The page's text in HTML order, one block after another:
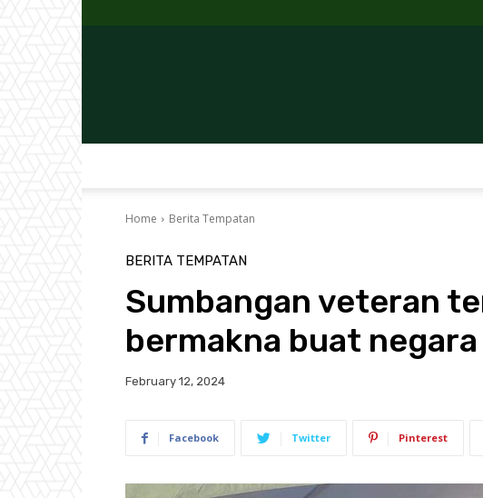
Home Berita Tempatan
BERITA TEMPATAN
Sumbangan veteran
bermakna buat
February 12, 2024
Facebook Twitter Pinterest